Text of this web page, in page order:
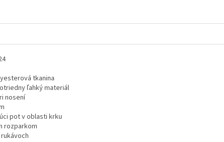
tkanina
ľahký materiál
nosení
pot v oblasti krku
rozparkom